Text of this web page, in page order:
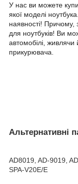
У нас ви можете
якої моделі
наявності! Причому,
для ноутбуків! Ви
автомобілі, живлячи
прикурювача.
Альтернативні
AD8019, AD-9019,
SPA-V20E/E